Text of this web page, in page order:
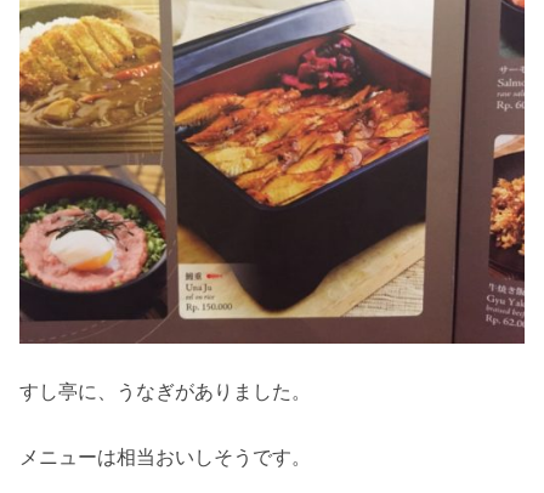
すし亭に、うなぎがありました。
メニューは相当おいしそうです。